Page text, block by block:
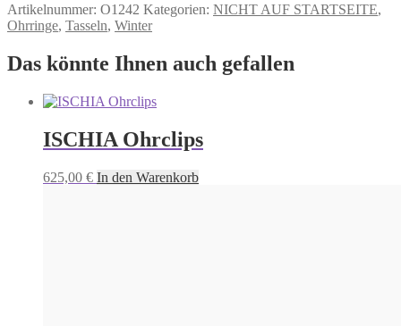
Artikelnummer: O1242 Kategorien: NICHT AUF STARTSEITE,
Ohrringe, Tasseln, Winter
Das könnte Ihnen auch gefallen
ISCHIA Ohrclips
625,00 € In den Warenkorb